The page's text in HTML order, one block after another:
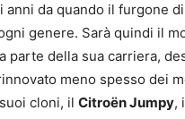
anni da quando il furgone
genere. Sarà quindi il
parte della sua carriera,
meno spesso dei
cloni, il Citroën Jumpy,